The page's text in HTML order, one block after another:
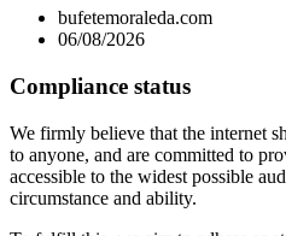
bufetemoraleda.com
06/08/2026
Compliance status
We firmly believe that the internet
to anyone, and are committed to
accessible to the widest possible
circumstance and ability.